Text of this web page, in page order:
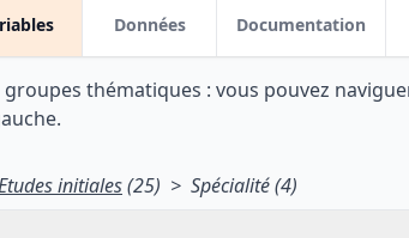
Données Documentation
thématiques : vous pouvez
initiales(25) > Spécialité (4)